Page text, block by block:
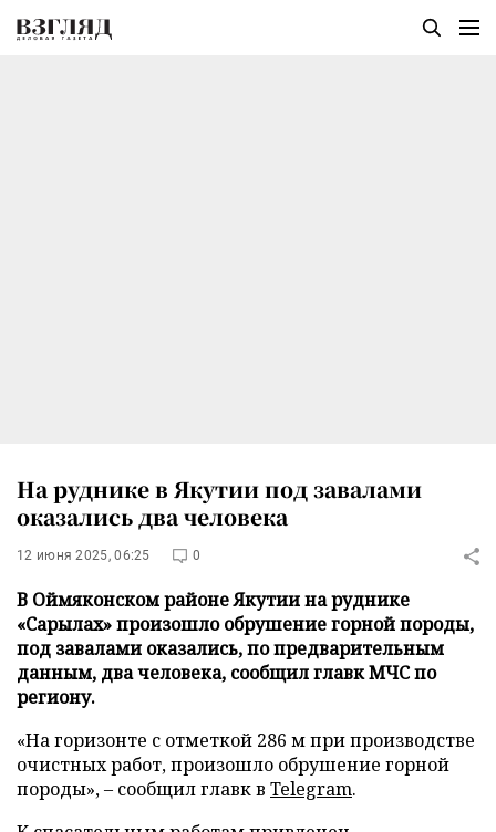
На руднике в Якутии под завалами
оказались два человека
12 июня 2025, 06:25 0
В Оймяконском районе Якутии на руднике
«Сарылах» произошло обрушение горной породы,
под завалами оказались, по предварительным
данным, два человека, сообщил главк МЧС по
региону.
«На горизонте с отметкой 286 м при производстве
очистных работ, произошло обрушение горной
породы», – сообщил главк в Telegram.